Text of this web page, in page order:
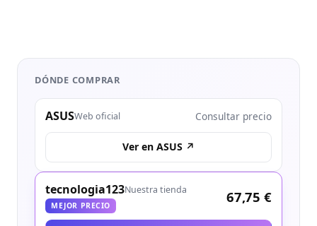
DÓNDE COMPRAR
ASUSWeb oficial Consultar precio
Ver en ASUS ↗
tecnologia123Nuestra tienda
MEJOR PRECIO
67,75 €